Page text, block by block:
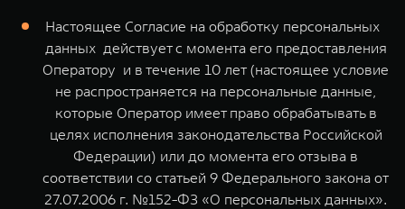
Настоящее Согласие на обработку персональных
данных действует с момента его предоставления
Оператору и в течение 10 лет (настоящее условие
не распространяется на персональные данные,
которые Оператор имеет право обрабатывать в
целях исполнения законодательства Российской
Федерации) или до момента его отзыва в
соответствии со статьей 9 Федерального закона от
27.07.2006 г. №152-ФЗ «О персональных данных».